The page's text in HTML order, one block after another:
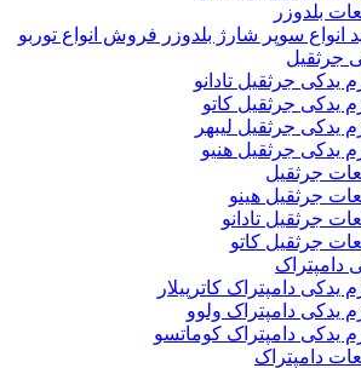
شارژ بلدوزر فروش انواع توربو
تادانو
کاتو
لیبهر
هنیو
هینو
کاتو
کاترپیلار
ولوو
کوماتسو